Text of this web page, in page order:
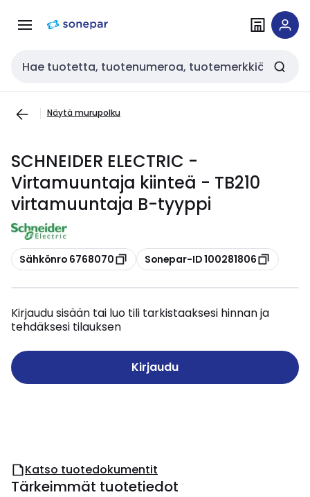
navigointiinsisältöön
Haku
Näytä murupolku
SCHNEIDER ELECTRIC -
Virtamuuntaja kiinteä - TB210
virtamuuntaja B-tyyppi
Kopioi
Sähkönro 6768070 Kopioi
Sonepar-ID 100281806
Kirjaudu sisään tai luo tili tarkistaaksesi hinnan ja
tehdäksesi tilauksen
Kirjaudu
Katso tuotedokumentit
Tärkeimmät tuotetiedot